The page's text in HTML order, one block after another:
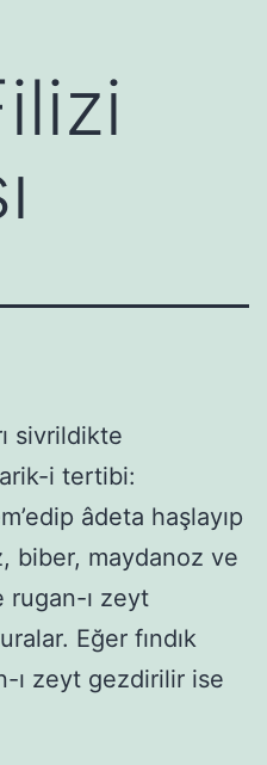
sivrildikte
i tertibi:
âdeta haşlayıp
biber, maydanoz ve
rugan-ı zeyt
Eğer fındık
ı zeyt gezdirilir ise